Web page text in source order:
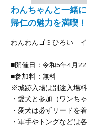
わんちゃんと一緒
帰仁の魅力を満喫！
わんわんゴミひろい
■開催日：令和5年4月
■参加料：無料
※城跡入場は別途入場料
・愛犬と参加（ワンち
・愛犬は必ずリードを
・軍手やトングなどは